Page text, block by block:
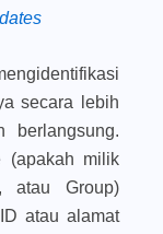
secara lebih
berlangsung.
(apakah milik
atau Group)
atau alamat